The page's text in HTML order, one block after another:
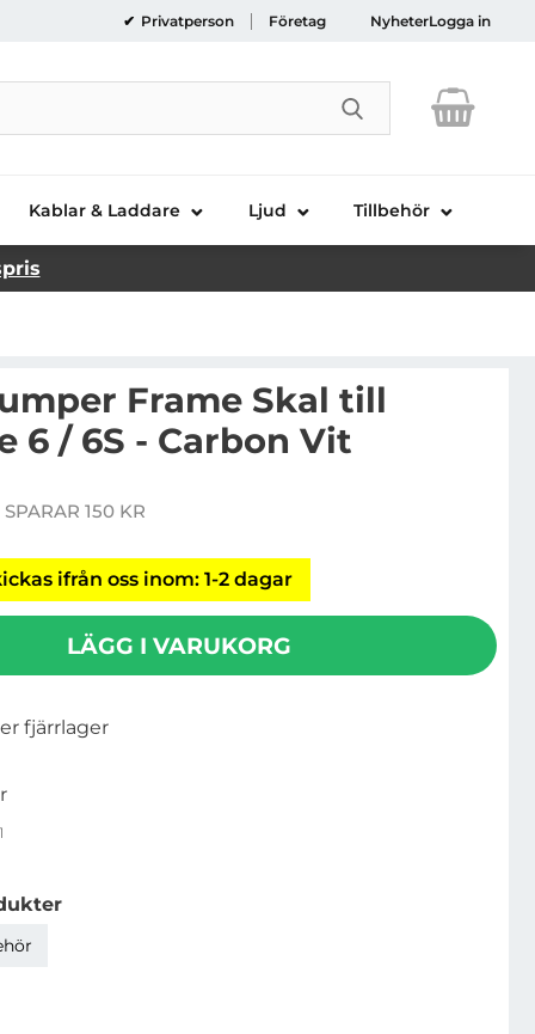
Privatperson Företag NyheterLogga in
Genomför
Kablar & Laddare Ljud Tillbehör
Frame Skal till
6 / 6S - Carbon Vit
150 KR
ifrån oss inom: 1-2 dagar
LÄGG I VARUKORG
fjärrlager